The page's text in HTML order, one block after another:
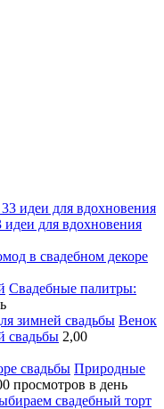
для вдохновения
в свадебном декоре
Свадебные палитры:
Венок
свадьбы 2,00
Природные
просмотров в день
свадебный торт